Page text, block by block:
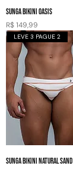
SUNGA BIKINI OASIS
Preço
R$ 149,99
LEVE 3 PAGUE 2
SUNGA BIKINI NATURAL SAND